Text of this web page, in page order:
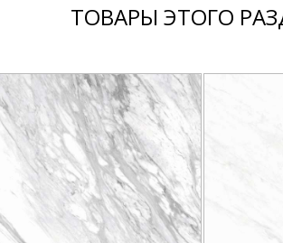
ТОВАРЫ ЭТОГО